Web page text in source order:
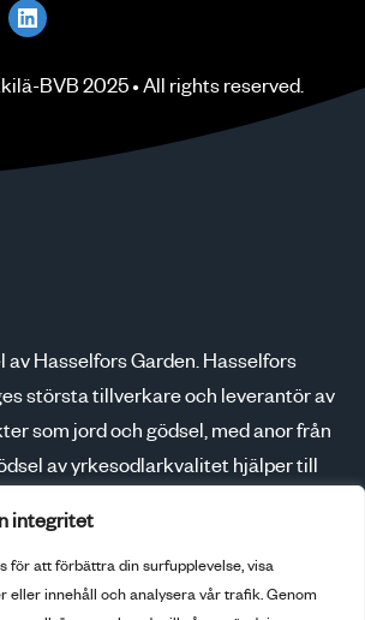
integritet
för att förbättra din surfupplevelse, visa
eller innehåll och analysera vår trafik. Genom
BVB 2025 • All rights reserved.
av Hasselfors Garden. Hasselfors
största tillverkare och leverantör av
som jord och gödsel, med anor från
av yrkesodlarkvalitet hjälper till